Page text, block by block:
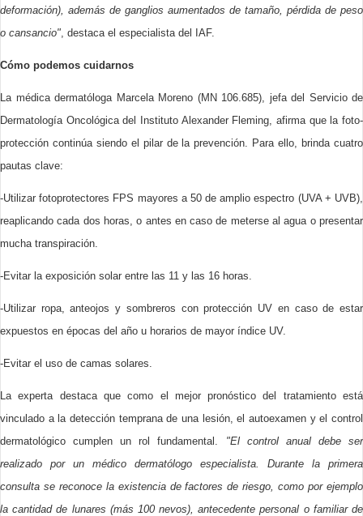
deformación), además de ganglios aumentados de tamaño, pérdida de peso
o cansancio", destaca el especialista del IAF.
Cómo podemos cuidarnos
La médica dermatóloga Marcela Moreno (MN 106.685), jefa del Servicio de
Dermatología Oncológica del Instituto Alexander Fleming, afirma que la foto-
protección continúa siendo el pilar de la prevención. Para ello, brinda cuatro
pautas clave:
-Utilizar fotoprotectores FPS mayores a 50 de amplio espectro (UVA + UVB),
reaplicando cada dos horas, o antes en caso de meterse al agua o presentar
mucha transpiración.
-Evitar la exposición solar entre las 11 y las 16 horas.
-Utilizar ropa, anteojos y sombreros con protección UV en caso de estar
expuestos en épocas del año u horarios de mayor índice UV.
-Evitar el uso de camas solares.
La experta destaca que como el mejor pronóstico del tratamiento está
vinculado a la detección temprana de una lesión, el autoexamen y el control
dermatológico cumplen un rol fundamental. "El control anual debe ser
realizado por un médico dermatólogo especialista. Durante la primera
consulta se reconoce la existencia de factores de riesgo, como por ejemplo
la cantidad de lunares (más 100 nevos), antecedente personal o familiar de